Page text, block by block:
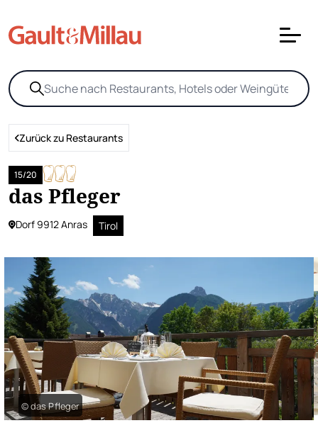
Zurück zu Restaurants
das Pfleger
15/20
Dorf 9912 Anras Tirol
© das Pfleger